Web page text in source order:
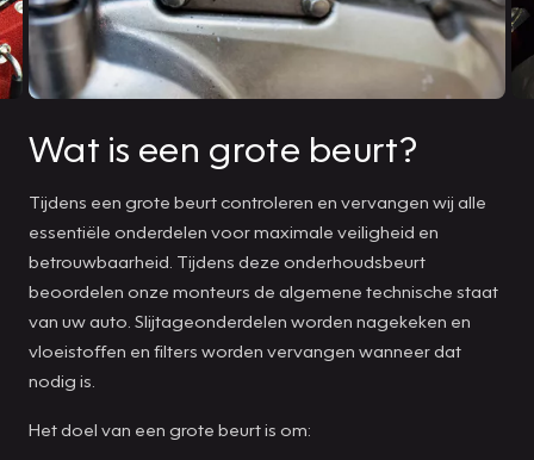
Wat is een grote beurt?
Tijdens een grote beurt controleren en vervangen wij alle
essentiële onderdelen voor maximale veiligheid en
betrouwbaarheid. Tijdens deze onderhoudsbeurt
beoordelen onze monteurs de algemene technische staat
van uw auto. Slijtageonderdelen worden nagekeken en
vloeistoffen en filters worden vervangen wanneer dat
nodig is.
Het doel van een grote beurt is om: